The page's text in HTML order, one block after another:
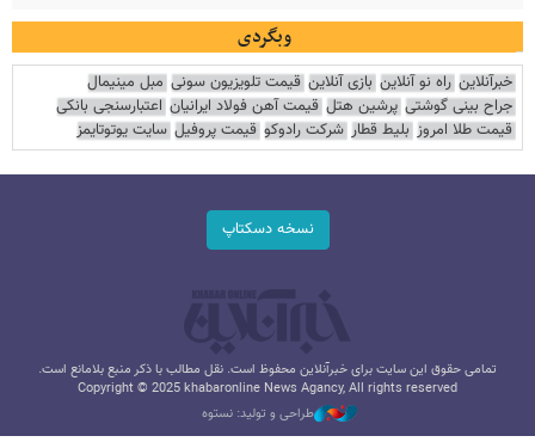
وبگردی
خبرآنلاین راه نو آنلاین بازی آنلاین قیمت تلویزیون سونی مبل مینیمال
جراح بینی گوشتی پرشین هتل قیمت آهن فولاد ایرانیان اعتبارسنجی بانکی
قیمت طلا امروز بلیط قطار شرکت رادوکو قیمت پروفیل سایت یوتوتایمز
نسخه دسکتاپ
تمامی حقوق این سایت برای خبرآنلاین محفوظ است. نقل مطالب با ذکر منبع بلامانع است.
Copyright © 2025 khabaronline News Agancy, All rights reserved
طراحی و تولید: نستوه